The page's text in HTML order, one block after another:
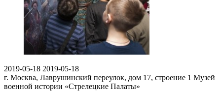
2019-05-18 2019-05-18
г. Москва, Лаврушинский переулок, дом 17, строение 1 Музей
военной истории «Стрелецкие Палаты»